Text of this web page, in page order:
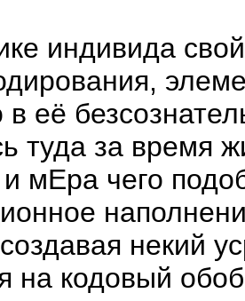
индивида
её
туда за время
мЕра чего
некий
на кодовый